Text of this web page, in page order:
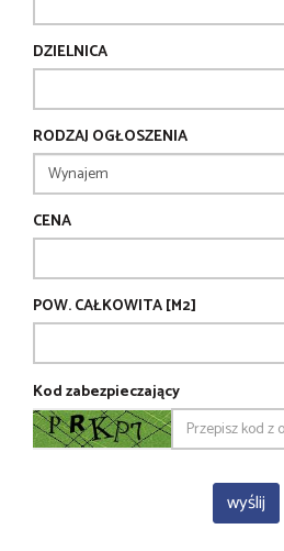
DZIELNICA
RODZAJ OGŁOSZENIA
CENA
POW. CAŁKOWITA [M2]
Kod zabezpieczający